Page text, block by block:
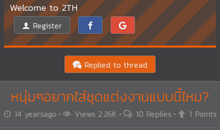
Welcome to 2TH
Register
Replied to thread
หนุ่มๆอยากใส่ชุดแต่งงานแบบนี้ไหม?
14 yearsago Views 2.26K 10 Replies 1 Points